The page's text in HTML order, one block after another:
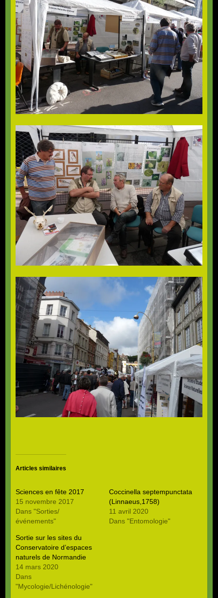
Articles similaires
Sciences en fête 2017
15 novembre 2017
Dans "Sorties/
événements"
Coccinella septempunctata
(Linnaeus,1758)
11 avril 2020
Dans "Entomologie"
Sortie sur les sites du
Conservatoire d’espaces
naturels de Normandie
14 mars 2020
Dans
"Mycologie/Lichénologie"